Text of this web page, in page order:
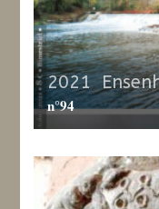
2021,
n°94